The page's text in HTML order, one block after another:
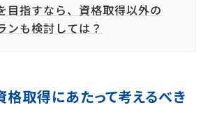
目指すなら、資格取得以外の
ンも検討しては？
取得にあたって考えるべき